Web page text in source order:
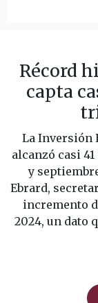
Récord
capta
La Inversión
alcanzó casi
y
Ebrard,
incremento
2024, un dato